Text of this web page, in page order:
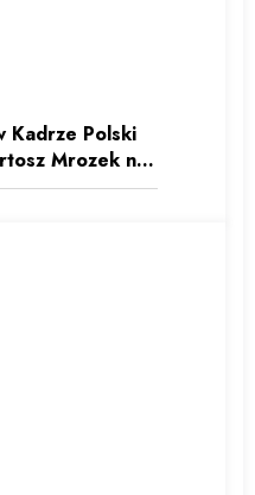
Kadrze Polski
Mrozek na